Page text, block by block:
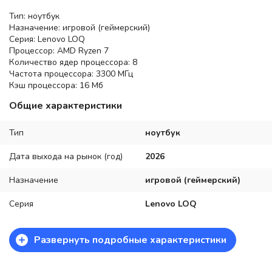
Тип: ноутбук
Назначение: игровой (геймерский)
Серия: Lenovo LOQ
Процессор: AMD Ryzen 7
Количество ядер процессора: 8
Частота процессора: 3300 МГц
Кэш процессора: 16 Мб
Общие характеристики
Тип ноутбук
Дата выхода на рынок (год) 2026
Назначение игровой (геймерский)
Серия Lenovo LOQ
+ Развернуть подробные характеристики